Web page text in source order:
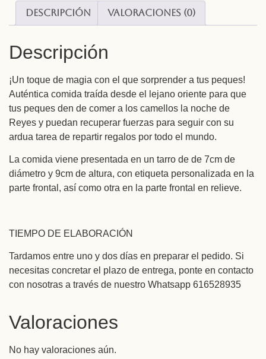
Descripción Valoraciones (0)
Descripción
¡Un toque de magia con el que sorprender a tus peques!
Auténtica comida traída desde el lejano oriente para que
tus peques den de comer a los camellos la noche de
Reyes y puedan recuperar fuerzas para seguir con su
ardua tarea de repartir regalos por todo el mundo.
La comida viene presentada en un tarro de de 7cm de
diámetro y 9cm de altura, con etiqueta personalizada en la
parte frontal, así como otra en la parte frontal en relieve.
TIEMPO DE ELABORACIÓN
Tardamos entre uno y dos días en preparar el pedido. Si
necesitas concretar el plazo de entrega, ponte en contacto
con nosotras a través de nuestro Whatsapp 616528935
Valoraciones
No hay valoraciones aún.